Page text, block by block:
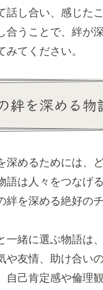
話し合い、感じた
合うことで、絆が
てください。
絆を深める物
深めるためには、
語は人々をつなげ
絆を深める絶好の
一緒に選ぶ物語は
や友情、助け合い
自己肯定感や倫理